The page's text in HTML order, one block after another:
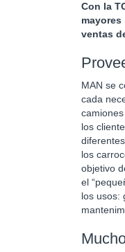
Con la
ventas
MAN se
cada
los
los
objetivo
el
los usos: